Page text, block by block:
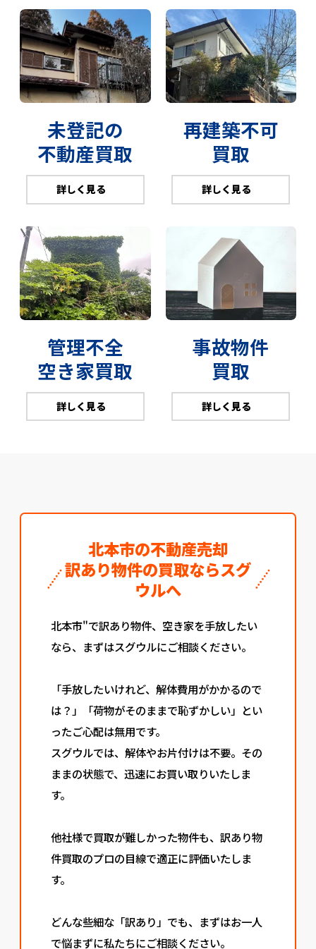
未登記の
不動産買取
詳しく見る
再建築不可
買取
詳しく見る
管理不全
空き家買取
詳しく見る
事故物件
買取
詳しく見る
北本市の不動産売却
訳あり物件の買取ならスグ
ウルへ
北本市"で訳あり物件、空き家を手放したい
なら、まずはスグウルにご相談ください。
「手放したいけれど、解体費用がかかるので
は？」「荷物がそのままで恥ずかしい」とい
ったご心配は無用です。
スグウルでは、解体やお片付けは不要。その
ままの状態で、迅速にお買い取りいたしま
す。
他社様で買取が難しかった物件も、訳あり物
件買取のプロの目線で適正に評価いたしま
す。
どんな些細な「訳あり」でも、まずはお一人
で悩まずに私たちにご相談ください。